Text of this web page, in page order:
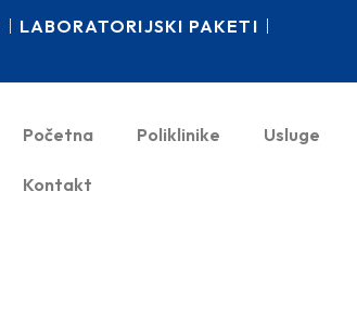
LABORATORIJSKI PAKETI
Početna Poliklinike Usluge
Kontakt